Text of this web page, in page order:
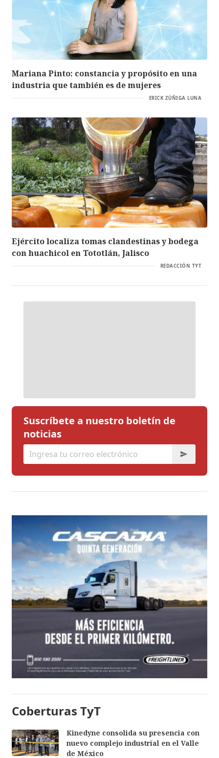
Mariana Pinto: constancia y propósito en una
industria que también es de mujeres
ERICK ZÚÑIGA LUNA
Ejército localiza tomas clandestinas y bodega
con huachicol en Tototlán, Jalisco
REDACCIÓN TYT
Suscríbete a nuestro boletín de
noticias
Coberturas TyT
Kinedyne consolida su presencia con
nuevo complejo industrial en el Valle
de México